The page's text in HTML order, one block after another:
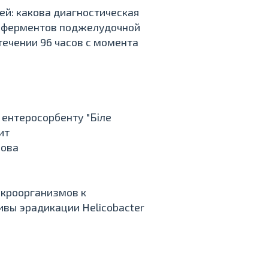
какова диагностическая
ферментов поджелудочной
96 часов с момента
"Біле
к
эрадикации Helicobacter